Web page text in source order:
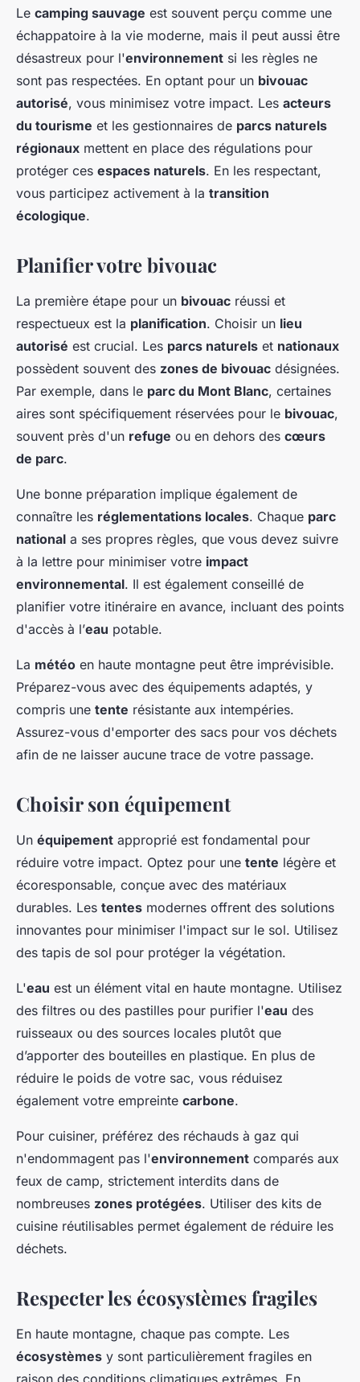
Le camping sauvage est souvent perçu comme une
échappatoire à la vie moderne, mais il peut aussi être
désastreux pour l'environnement si les règles ne
sont pas respectées. En optant pour un bivouac
autorisé, vous minimisez votre impact. Les acteurs
du tourisme et les gestionnaires de parcs naturels
régionaux mettent en place des régulations pour
protéger ces espaces naturels. En les respectant,
vous participez activement à la transition
écologique.
Planifier votre bivouac
La première étape pour un bivouac réussi et
respectueux est la planification. Choisir un lieu
autorisé est crucial. Les parcs naturels et nationaux
possèdent souvent des zones de bivouac désignées.
Par exemple, dans le parc du Mont Blanc, certaines
aires sont spécifiquement réservées pour le bivouac,
souvent près d'un refuge ou en dehors des cœurs
de parc.
Une bonne préparation implique également de
connaître les réglementations locales. Chaque parc
national a ses propres règles, que vous devez suivre
à la lettre pour minimiser votre impact
environnemental. Il est également conseillé de
planifier votre itinéraire en avance, incluant des points
d'accès à l’eau potable.
La météo en haute montagne peut être imprévisible.
Préparez-vous avec des équipements adaptés, y
compris une tente résistante aux intempéries.
Assurez-vous d'emporter des sacs pour vos déchets
afin de ne laisser aucune trace de votre passage.
Choisir son équipement
Un équipement approprié est fondamental pour
réduire votre impact. Optez pour une tente légère et
écoresponsable, conçue avec des matériaux
durables. Les tentes modernes offrent des solutions
innovantes pour minimiser l'impact sur le sol. Utilisez
des tapis de sol pour protéger la végétation.
L'eau est un élément vital en haute montagne. Utilisez
des filtres ou des pastilles pour purifier l'eau des
ruisseaux ou des sources locales plutôt que
d’apporter des bouteilles en plastique. En plus de
réduire le poids de votre sac, vous réduisez
également votre empreinte carbone.
Pour cuisiner, préférez des réchauds à gaz qui
n'endommagent pas l'environnement comparés aux
feux de camp, strictement interdits dans de
nombreuses zones protégées. Utiliser des kits de
cuisine réutilisables permet également de réduire les
déchets.
Respecter les écosystèmes fragiles
En haute montagne, chaque pas compte. Les
écosystèmes y sont particulièrement fragiles en